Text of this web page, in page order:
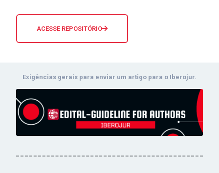
ACESSE REPOSITÓRIO
Exigências gerais para enviar um artigo para o Iberojur.